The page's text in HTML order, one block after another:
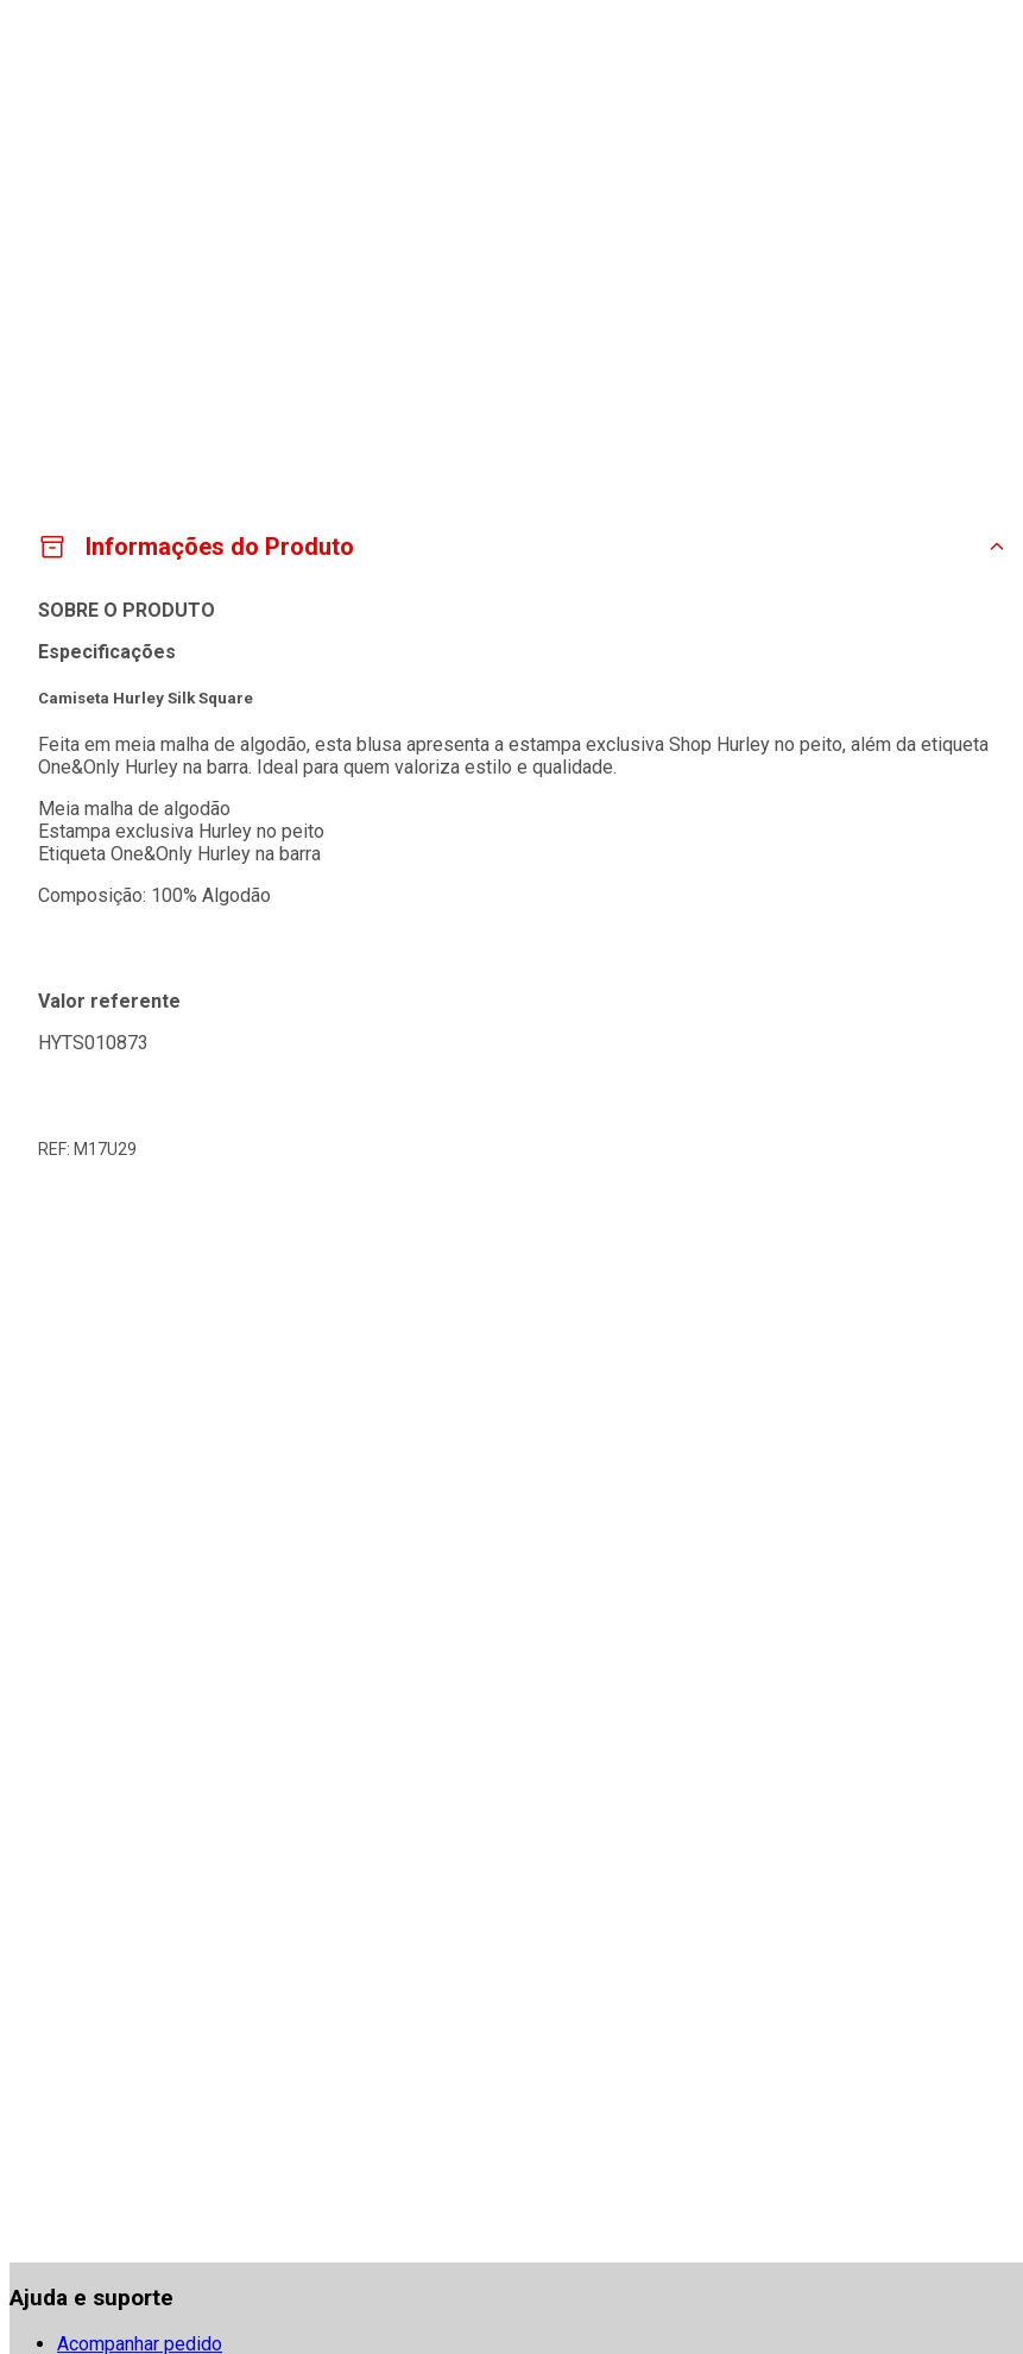
Informações do Produto
SOBRE O PRODUTO
Especificações
Camiseta Hurley Silk Square
Feita em meia malha de algodão, esta blusa apresenta a estampa exclusiva Shop Hurley no peito, além da etiqueta
One&Only Hurley na barra. Ideal para quem valoriza estilo e qualidade.
Meia malha de algodão
Estampa exclusiva Hurley no peito
Etiqueta One&Only Hurley na barra
Composição: 100% Algodão
Valor referente
HYTS010873
REF: M17U29
Ajuda e suporte
Acompanhar pedido